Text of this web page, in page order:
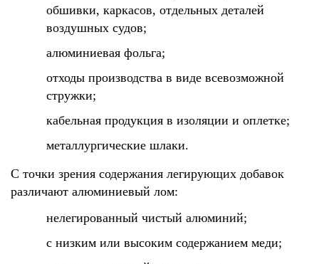
обшивки, каркасов, отдельных деталей
воздушных судов;
алюминиевая фольга;
отходы производства в виде всевозможной
стружки;
кабельная продукция в изоляции и оплетке;
металлургические шлаки.
С точки зрения содержания легирующих добавок
различают алюминиевый лом:
нелегированный чистый алюминий;
с низким или высоким содержанием меди;